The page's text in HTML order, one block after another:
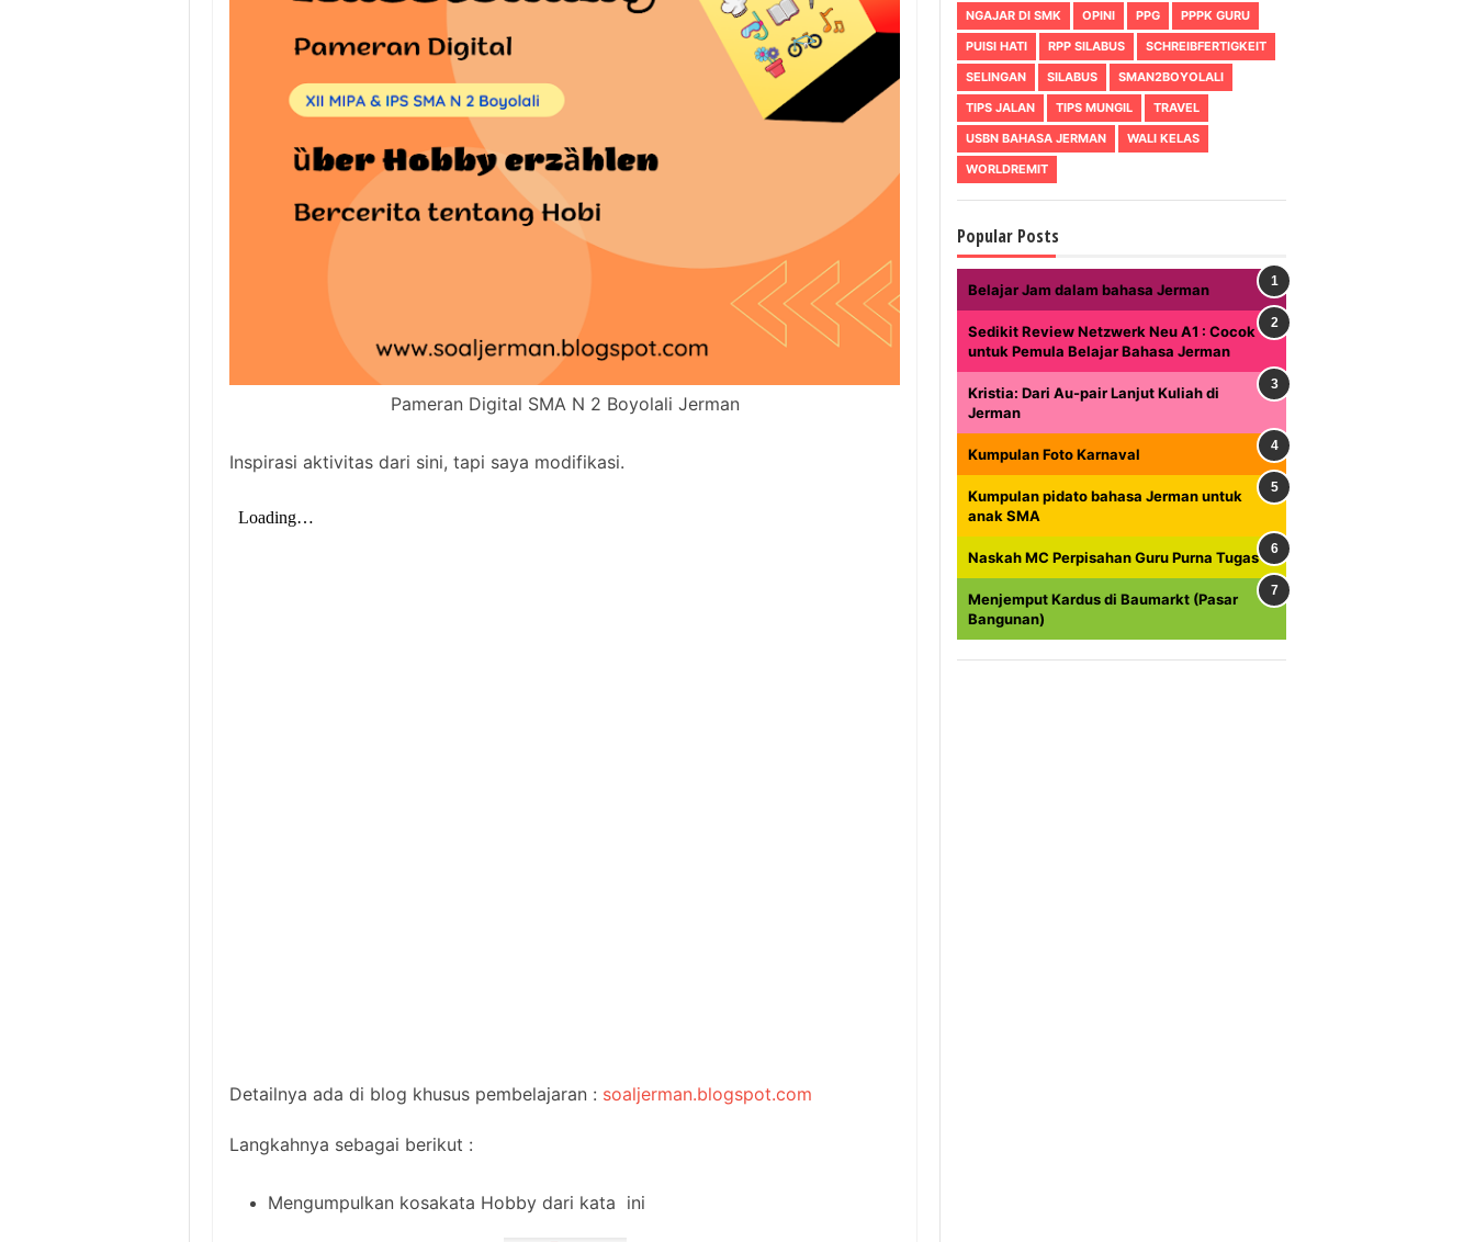
Pameran Digital SMA N 2 Boyolali Jerman
Inspirasi aktivitas dari sini, tapi saya modifikasi.
Detailnya ada di blog khusus pembelajaran : soaljerman.blogspot.com
Langkahnya sebagai berikut :
Mengumpulkan kosakata Hobby dari kata ini
NGAJAR DI SMK
OPINI PPG
PPPK GURU
PUISI HATI
RPP SILABUS
SCHREIBFERTIGKEIT
SELINGAN
SILABUS
SMAN2BOYOLALI
TIPS JALAN
TIPS MUNGIL
TRAVEL
USBN BAHASA JERMAN
WALI KELAS
WORLDREMIT
Popular Posts
Belajar Jam dalam bahasa Jerman
Sedikit Review Netzwerk Neu A1 : Cocok
untuk Pemula Belajar Bahasa Jerman
Kristia: Dari Au-pair Lanjut Kuliah di
Jerman
Kumpulan Foto Karnaval
Kumpulan pidato bahasa Jerman untuk
anak SMA
Naskah MC Perpisahan Guru Purna Tugas
Menjemput Kardus di Baumarkt (Pasar
Bangunan)